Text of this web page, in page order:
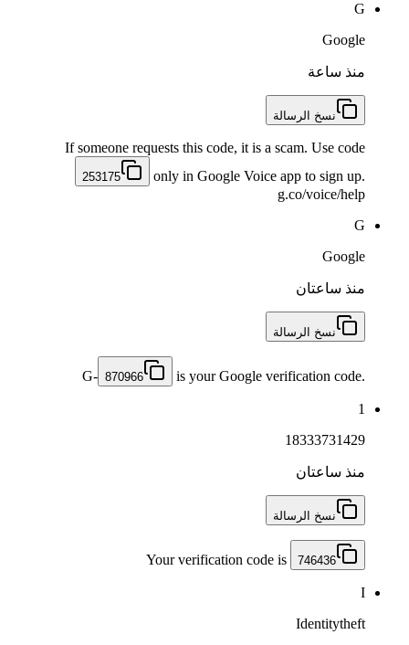
G
Google
منذ ساعة
نسخ الرسالة
If someone requests this code, it is a scam. Use code
253175
only in Google Voice app to sign up.
g.co/voice/help
G
Google
منذ ساعتان
نسخ الرسالة
G- 870966 is your Google verification code.
1
18333731429
منذ ساعتان
نسخ الرسالة
Your verification code is 746436
I
Identitytheft